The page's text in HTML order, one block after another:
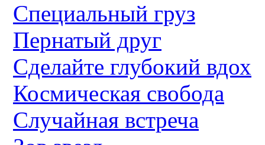
Специальный груз
Пернатый друг
Сделайте глубокий вдох
Космическая свобода
Случайная встреча